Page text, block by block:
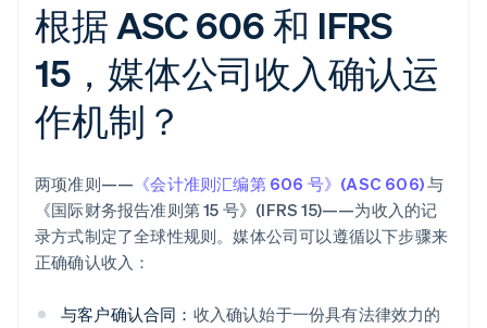
根据 ASC 606 和 IFRS
15，媒体公司收入确认运
作机制？
两项准则—— 《会计准则汇编第 606 号》(ASC 606)与
《国际财务报告准则第 15 号》(IFRS 15)——为收入的记
录方式制定了全球性规则。媒体公司可以遵循以下步骤来
正确确认收入：
与客户确认合同： 收入确认始于一份具有法律效力的